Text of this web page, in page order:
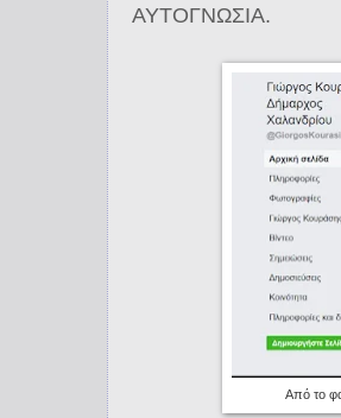
ΑΥΤΟΓΝΩΣΙΑ.
Από το